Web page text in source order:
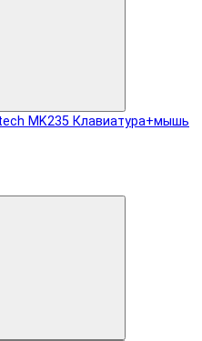
Клавиатура+мышь